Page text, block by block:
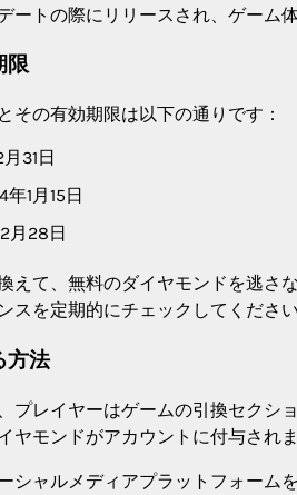
ートの際にリリースされ、ゲーム
限
その有効期限は以下の通りです：
31日
1月15日
月28日
えて、無料のダイヤモンドを逃さ
を定期的にチェックしてください
方法
プレイヤーはゲームの引換セクシ
モンドがアカウントに付与されま
シャルメディアプラットフォーム